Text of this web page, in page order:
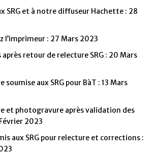
SRG et à notre diffuseur Hachette : 28
l’imprimeur : 27 Mars 2023
retour de relecture SRG : 20 Mars
soumise aux SRG pour BàT : 13 Mars
et photogravure après validation des
2023
aux SRG pour relecture et corrections :